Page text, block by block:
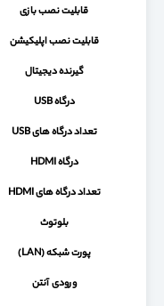
قابلیت نصب بازی
قابلیت نصب اپلیکیشن
گیرنده دیجیتال
درگاه USB
تعداد درگاه های USB
درگاه HDMI
تعداد درگاه های HDMI
بلوتوث
پورت شبکه (LAN)
ورودی آنتن